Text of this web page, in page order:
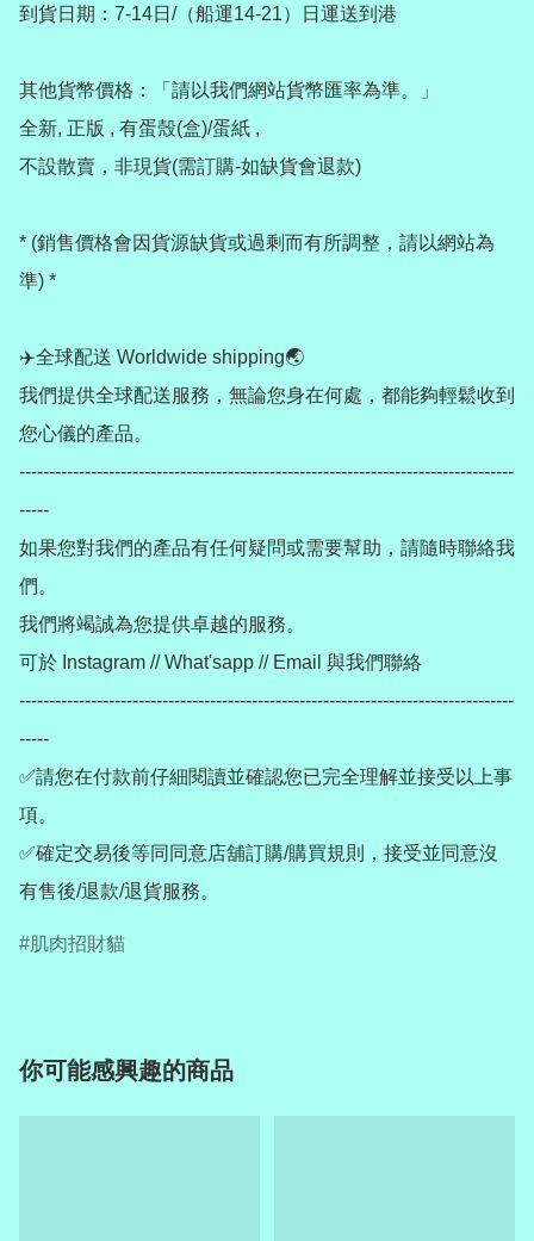
到貨日期：7-14日/（船運14-21）日運送到港
其他貨幣價格：「請以我們網站貨幣匯率為準。」
全新, 正版 , 有蛋殼(盒)/蛋紙 ,
不設散賣，非現貨(需訂購-如缺貨會退款)
* (銷售價格會因貨源缺貨或過剩而有所調整，請以網站為
準) *
✈️全球配送 Worldwide shipping🌏
我們提供全球配送服務，無論您身在何處，都能夠輕鬆收到
您心儀的產品。
-----------------------------------------------------------------------------------
-----
如果您對我們的產品有任何疑問或需要幫助，請隨時聯絡我
們。
我們將竭誠為您提供卓越的服務。
可於 Instagram // What'sapp // Email 與我們聯絡
-----------------------------------------------------------------------------------
-----
✅請您在付款前仔細閱讀並確認您已完全理解並接受以上事
項。
✅確定交易後等同同意店舖訂購/購買規則，接受並同意沒
有售後/退款/退貨服務。
肌肉招財貓
你可能感興趣的商品